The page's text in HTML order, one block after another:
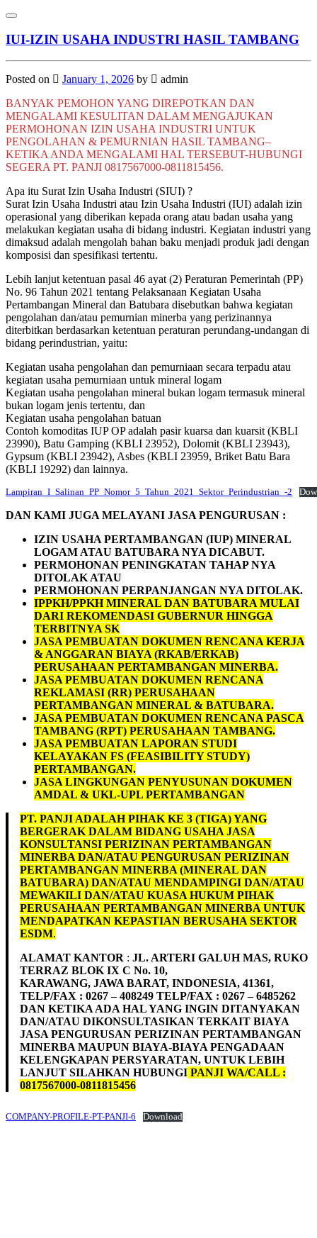
Skip
content
Toggle navigation
IUI-IZIN USAHA INDUSTRI HASIL TAMBANG
Posted on January 1, 2026 by
admin
BANYAK PEMOHON YANG DIREPOTKAN DAN
MENGALAMI KESULITAN DALAM MENGAJUKAN
PERMOHONAN IZIN USAHA INDUSTRI UNTUK
PENGOLAHAN & PEMURNIAN HASIL TAMBANG–
KETIKA ANDA MENGALAMI HAL TERSEBUT-HUBUNGI
SEGERA PT. PANJI 0817567000-0811815456.
Apa itu Surat Izin Usaha Industri (SIUI) ?
Surat Izin Usaha Industri atau Izin Usaha Industri (IUI) adalah izin
operasional yang diberikan kepada orang atau badan usaha yang
melakukan kegiatan usaha di bidang industri. Kegiatan industri yang
dimaksud adalah mengolah bahan baku menjadi produk jadi dengan
komposisi dan spesifikasi tertentu.
Lebih lanjut ketentuan pasal 46 ayat (2) Peraturan Pemerintah (PP)
No. 96 Tahun 2021 tentang Pelaksanaan Kegiatan Usaha
Pertambangan Mineral dan Batubara disebutkan bahwa kegiatan
pengolahan dan/atau pemurnian minerba yang perizinannya
diterbitkan berdasarkan ketentuan peraturan perundang-undangan di
bidang perindustrian, yaitu:
Kegiatan usaha pengolahan dan pemurniaan secara terpadu atau
kegiatan usaha pemurniaan untuk mineral logam
Kegiatan usaha pengolahan mineral bukan logam termasuk mineral
bukan logam jenis tertentu, dan
Kegiatan usaha pengolahan batuan
Contoh komoditas IUP OP adalah pasir kuarsa dan kuarsit (KBLI
23990), Batu Gamping (KBLI 23952), Dolomit (KBLI 23943),
Gypsum (KBLI 23942), Asbes (KBLI 23959, Briket Batu Bara
(KBLI 19292) dan lainnya.
Lampiran_I_Salinan_PP_Nomor_5_Tahun_2021_Sektor_Perindustrian_-2
DAN KAMI JUGA MELAYANI JASA PENGURUSAN :
IZIN USAHA PERTAMBANGAN (IUP) MINERAL
LOGAM ATAU BATUBARA NYA DICABUT.
PERMOHONAN PENINGKATAN TAHAP NYA
DITOLAK ATAU
PERMOHONAN PERPANJANGAN NYA DITOLAK.
IPPKH/PPKH MINERAL DAN BATUBARA MULAI
DARI REKOMENDASI GUBERNUR HINGGA
TERBITNYA SK
JASA PEMBUATAN DOKUMEN RENCANA KERJA
& ANGGARAN BIAYA (RKAB/ERKAB)
PERUSAHAAN PERTAMBANGAN MINERBA.
JASA PEMBUATAN DOKUMEN RENCANA
REKLAMASI (RR) PERUSAHAAN
PERTAMBANGAN MINERAL & BATUBARA.
JASA PEMBUATAN DOKUMEN RENCANA PASCA
TAMBANG (RPT) PERUSAHAAN TAMBANG.
JASA PEMBUATAN LAPORAN STUDI
KELAYAKAN FS (FEASIBILITY STUDY)
PERTAMBANGAN.
JASA LINGKUNGAN PENYUSUNAN DOKUMEN
AMDAL & UKL-UPL PERTAMBANGAN
PT. PANJI ADALAH PIHAK KE 3 (TIGA) YANG
BERGERAK DALAM BIDANG USAHA JASA
KONSULTANSI PERIZINAN PERTAMBANGAN
MINERBA DAN/ATAU PENGURUSAN PERIZINAN
PERTAMBANGAN MINERBA (MINERAL DAN
BATUBARA) DAN/ATAU MENDAMPINGI DAN/ATAU
MEWAKILI DAN/ATAU KUASA HUKUM PIHAK
PERUSAHAAN PERTAMBANGAN MINERBA UNTUK
MENDAPATKAN KEPASTIAN BERUSAHA SEKTOR
ESDM.
ALAMAT KANTOR : JL. ARTERI GALUH MAS, RUKO
TERRAZ BLOK IX C No. 10,
KARAWANG, JAWA BARAT, INDONESIA, 41361,
TELP/FAX : 0267 – 408249 TELP/FAX : 0267 – 6485262
DAN KETIKA ADA HAL YANG INGIN DITANYAKAN
DAN/ATAU DIKONSULTASIKAN TERKAIT BIAYA
JASA PENGURUSAN PERIZINAN PERTAMBANGAN
MINERBA MAUPUN BIAYA-BIAYA PENGADAAN
KELENGKAPAN PERSYARATAN, UNTUK LEBIH
LANJUT SILAHKAN HUBUNGI PANJI WA/CALL :
0817567000-0811815456
COMPANY-PROFILE-PT-PANJI-6 Download